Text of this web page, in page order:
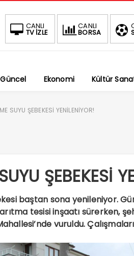
CANLI
TV İZLE
CANLI
BORSA
BIST
-0.03% 1.690,16 %
Güncel Ekonomi Kültür
SUYU ŞEBEKESİ YENİLENİYOR!
ŞEBEKESİ
baştan sona yenileniyor.
tesisi inşaatı sürerken,
vuruldu.